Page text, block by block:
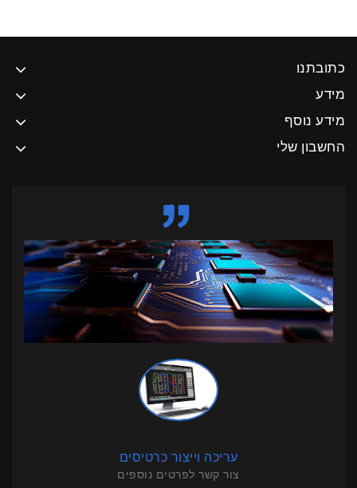
כתובתנו
מידע
מידע נוסף
החשבון שלי
עריכה וייצור כרטיסים
צור קשר לפרטים נוספים